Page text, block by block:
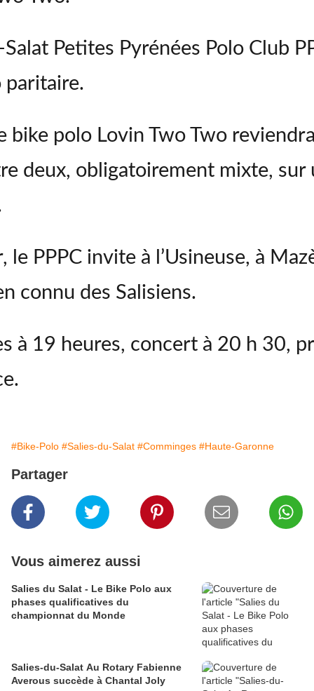
Petites Pyrénées Polo Club
paritaire.
bike polo Lovin Two Two
deux, obligatoirement mixte, sur
le PPPC invite à l’Usineuse, à
connu des Salisiens.
à 19 heures, concert à 20 h 30,
#Bike-Polo #Salies-du-Salat #Comminges #Haute-Garonne
Partager
Vous aimerez aussi
Salies du Salat - Le Bike Polo aux
phases qualificatives du
championnat du Monde
Salies-du-Salat Au Rotary Fabienne
Averous succède à Chantal Joly